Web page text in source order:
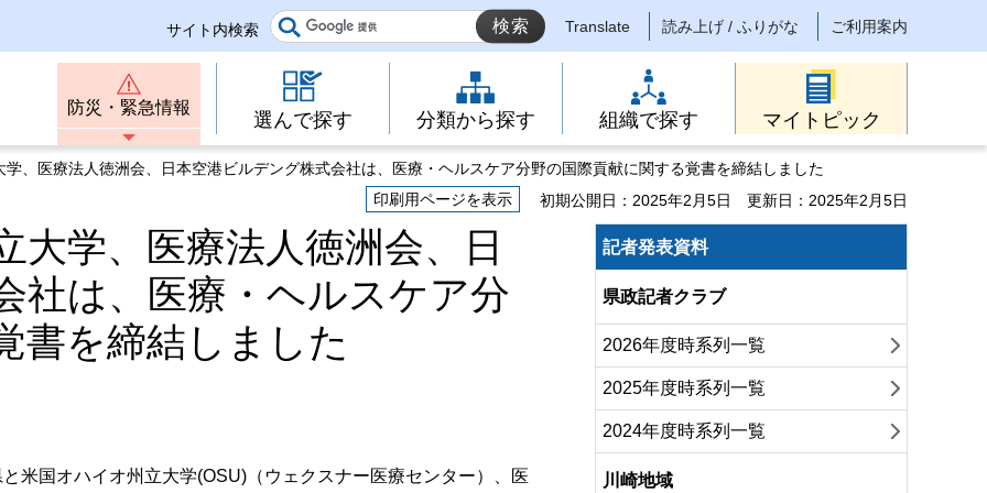
サイト内検索 Translate 読み上げ / ふりがな ご利用案内
防災・緊急情報
選んで探す 分類から探す 組織で探す マイトピック
、医療法人徳洲会、日本空港ビルデング株式会社は、医療・ヘルスケア分野の国際貢献に関する覚書を締結しました
印刷用ページを表示
初期公開日：2025年2月5日 更新日：2025年2月5日
大学、医療法人徳洲会、日
社は、医療・ヘルスケア分
書を締結しました
米国オハイオ州立大学(OSU)（ウェクスナー医療センター）、医
記者発表資料
県政記者クラブ
2026年度時系列一覧
2025年度時系列一覧
2024年度時系列一覧
川崎地域